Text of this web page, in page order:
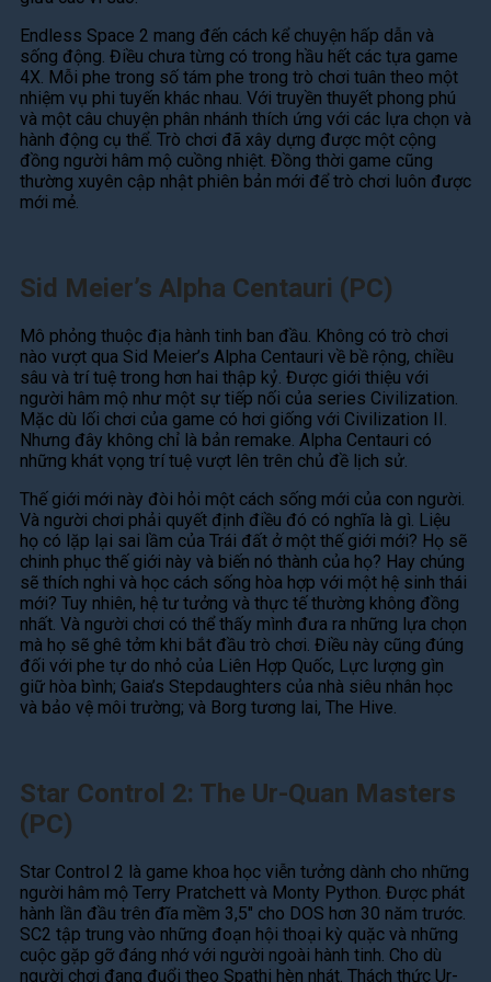
Endless Space 2 mang đến cách kể chuyện hấp dẫn và
sống động. Điều chưa từng có trong hầu hết các tựa game
4X. Mỗi phe trong số tám phe trong trò chơi tuân theo một
nhiệm vụ phi tuyến khác nhau. Với truyền thuyết phong phú
và một câu chuyện phân nhánh thích ứng với các lựa chọn và
hành động cụ thể. Trò chơi đã xây dựng được một cộng
đồng người hâm mộ cuồng nhiệt. Đồng thời game cũng
thường xuyên cập nhật phiên bản mới để trò chơi luôn được
mới mẻ.
Sid Meier’s Alpha Centauri (PC)
Mô phỏng thuộc địa hành tinh ban đầu. Không có trò chơi
nào vượt qua Sid Meier’s Alpha Centauri về bề rộng, chiều
sâu và trí tuệ trong hơn hai thập kỷ. Được giới thiệu với
người hâm mộ như một sự tiếp nối của series Civilization.
Mặc dù lối chơi của game có hơi giống với Civilization II.
Nhưng đây không chỉ là bản remake. Alpha Centauri có
những khát vọng trí tuệ vượt lên trên chủ đề lịch sử.
Thế giới mới này đòi hỏi một cách sống mới của con người.
Và người chơi phải quyết định điều đó có nghĩa là gì. Liệu
họ có lặp lại sai lầm của Trái đất ở một thế giới mới? Họ sẽ
chinh phục thế giới này và biến nó thành của họ? Hay chúng
sẽ thích nghi và học cách sống hòa hợp với một hệ sinh thái
mới? Tuy nhiên, hệ tư tưởng và thực tế thường không đồng
nhất. Và người chơi có thể thấy mình đưa ra những lựa chọn
mà họ sẽ ghê tởm khi bắt đầu trò chơi. Điều này cũng đúng
đối với phe tự do nhỏ của Liên Hợp Quốc, Lực lượng gìn
giữ hòa bình; Gaia’s Stepdaughters của nhà siêu nhân học
và bảo vệ môi trường; và Borg tương lai, The Hive.
Star Control 2: The Ur-Quan Masters
(PC)
Star Control 2 là game khoa học viễn tưởng dành cho những
người hâm mộ Terry Pratchett và Monty Python. Được phát
hành lần đầu trên đĩa mềm 3,5″ cho DOS hơn 30 năm trước.
SC2 tập trung vào những đoạn hội thoại kỳ quặc và những
cuộc gặp gỡ đáng nhớ với người ngoài hành tinh. Cho dù
người chơi đang đuổi theo Spathi hèn nhát. Thách thức Ur-